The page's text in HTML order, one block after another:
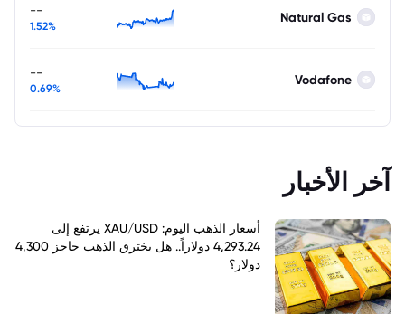
Natural Gas
--
1.52%
Vodafone
--
0.69%
آخر الأخبار
أسعار الذهب اليوم: XAU/USD يرتفع إلى
4,293.24 دولاراً.. هل يخترق الذهب حاجز 4,300
دولار؟